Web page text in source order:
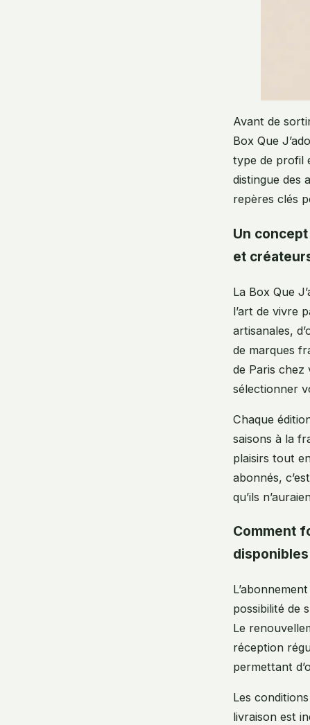
Avant de
Box Que
type de profil
distingue des
repères clés
Un
et
La Box Que
l’art de vivre
artisanales,
de marques
de Paris chez
sélectionner
Chaque
saisons à la
plaisirs tout
abonnés,
qu’ils
Comment
disponibles
possibilité de
Le
réception
permettant
Les
livraison est